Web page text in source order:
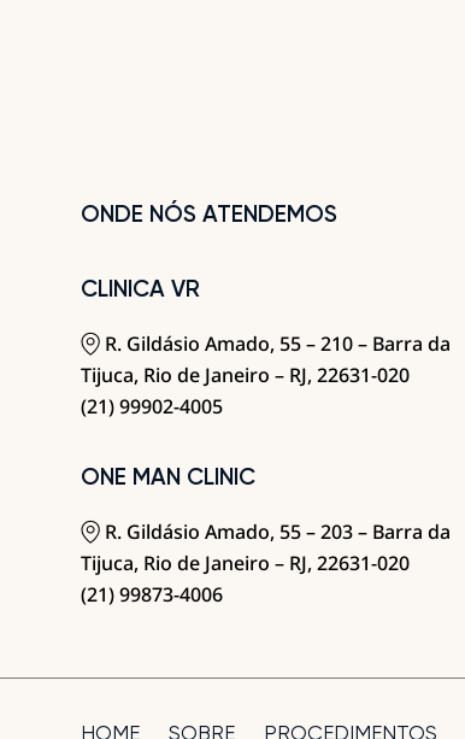
ONDE NÓS ATENDEMOS
CLINICA VR
R. Gildásio Amado, 55 – 210 – Barra da
Tijuca, Rio de Janeiro – RJ, 22631-020
(21) 99902-4005
ONE MAN CLINIC
R. Gildásio Amado, 55 – 203 – Barra da
Tijuca, Rio de Janeiro – RJ, 22631-020
(21) 99873-4006